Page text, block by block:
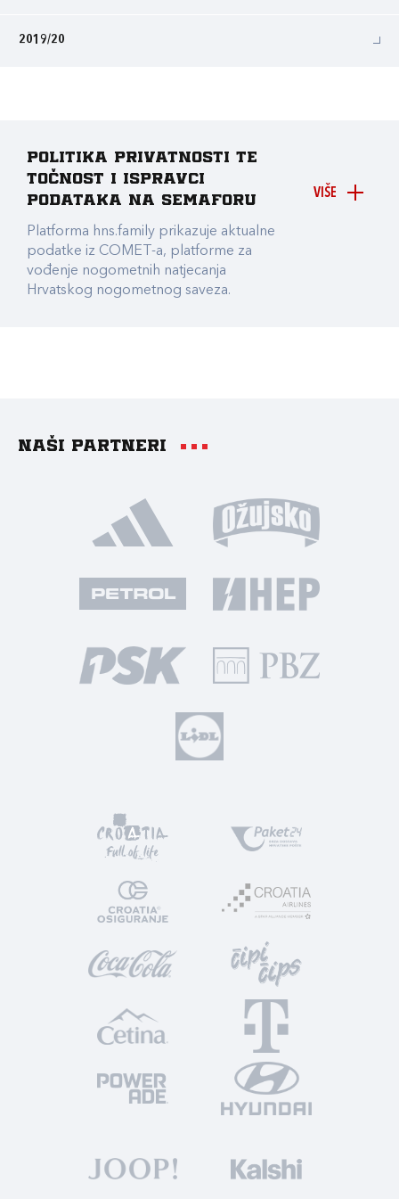
2019/20
VIŠE
Politika privatnosti te
točnost i ispravci
podataka na Semaforu
Platforma hns.family prikazuje aktualne
podatke iz COMET-a, platforme za
vođenje nogometnih natjecanja
Hrvatskog nogometnog saveza.
Naši partneri